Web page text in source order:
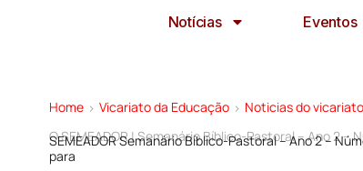
Notícias Eventos
Home > Vicariato da Educação > Noticias do
O SEMEADOR | Semanário Bíblico-Pastoral – Ano 2 –
SEMEADOR Semanário Bíblico-Pastoral – Ano 2 –
para